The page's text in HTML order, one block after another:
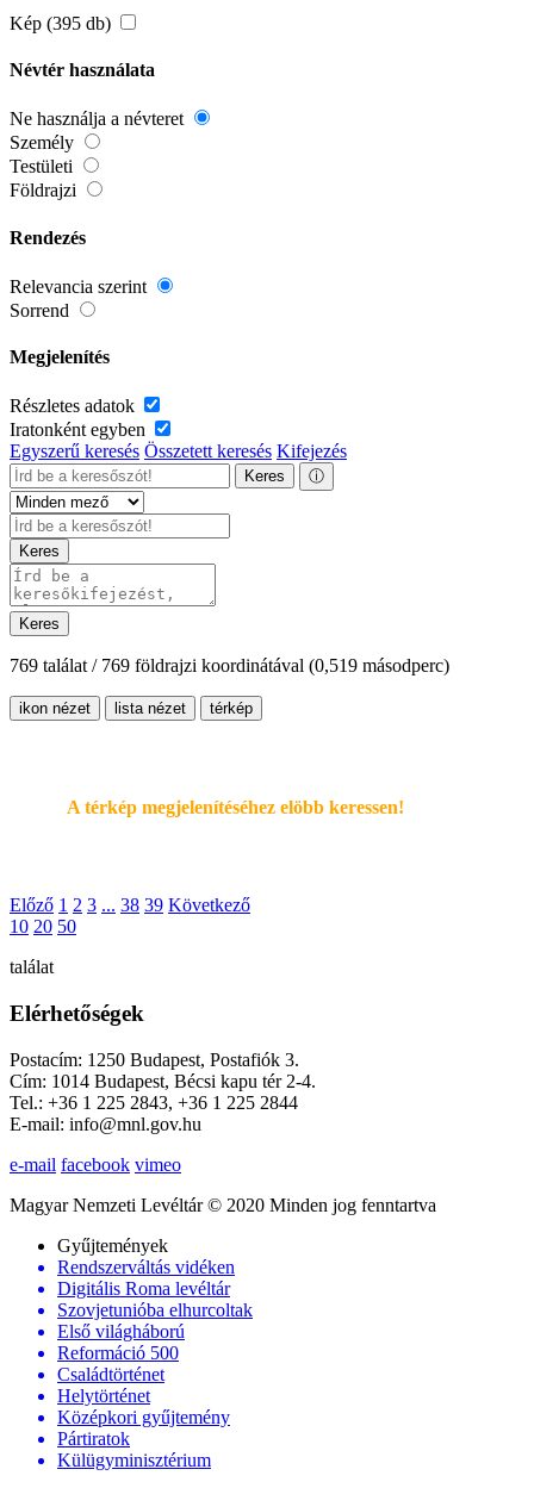
Kép (395 db)
Névtér használata
Ne használja a névteret
Személy
Testületi
Földrajzi
Rendezés
Relevancia szerint
Sorrend
Megjelenítés
Részletes adatok
Iratonként egyben
Egyszerű keresés Összetett keresés Kifejezés
Keres ⓘ
Keres
Keres
769 találat / 769 földrajzi koordinátával (0,519 másodperc)
ikon nézet lista nézet térkép
A térkép megjelenítéséhez elöbb keressen!
Előző 1 2 3 ... 38 39 Következő
10 20 50
találat
Elérhetőségek
Postacím: 1250 Budapest, Postafiók 3.
Cím: 1014 Budapest, Bécsi kapu tér 2-4.
Tel.: +36 1 225 2843, +36 1 225 2844
E-mail: info@mnl.gov.hu
e-mail facebook vimeo
Magyar Nemzeti Levéltár © 2020 Minden jog fenntartva
Gyűjtemények
Rendszerváltás vidéken
Digitális Roma levéltár
Szovjetunióba elhurcoltak
Első világháború
Reformáció 500
Családtörténet
Helytörténet
Középkori gyűjtemény
Pártiratok
Külügyminisztérium